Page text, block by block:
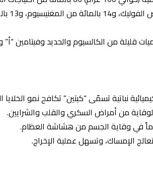
قليلة من الكالسيوم والحديد وفيتامين
نباتية تسمّى “كيتين” تكافح نمو الخلايا
من أمراض السكري والقلب والشرايين.
في وقاية الجسم من هشاشة العظام.
الإمساك، وتسهل عملية الإخراج.